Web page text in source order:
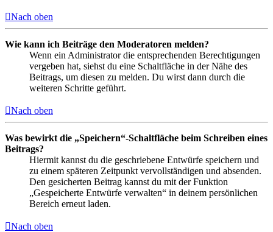
Nach oben
Wie kann ich Beiträge den Moderatoren melden?
Wenn ein Administrator die entsprechenden Berechtigungen
vergeben hat, siehst du eine Schaltfläche in der Nähe des
Beitrags, um diesen zu melden. Du wirst dann durch die
weiteren Schritte geführt.
Nach oben
Was bewirkt die „Speichern“-Schaltfläche beim Schreiben eines
Beitrags?
Hiermit kannst du die geschriebene Entwürfe speichern und
zu einem späteren Zeitpunkt vervollständigen und absenden.
Den gesicherten Beitrag kannst du mit der Funktion
„Gespeicherte Entwürfe verwalten“ in deinem persönlichen
Bereich erneut laden.
Nach oben